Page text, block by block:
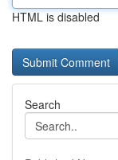
HTML is disabled
Search